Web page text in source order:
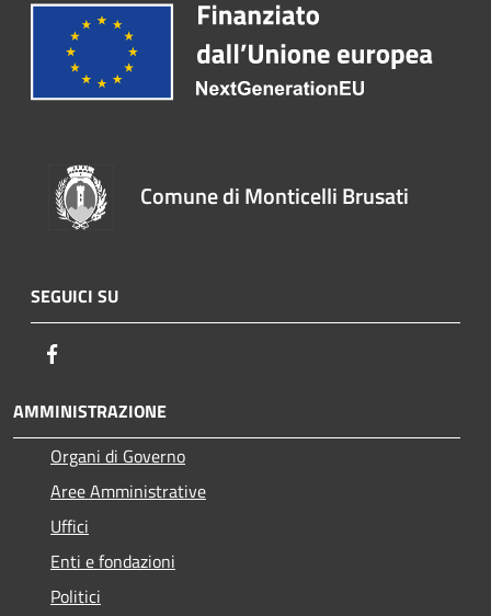
Comune di Monticelli Brusati
SEGUICI SU
AMMINISTRAZIONE
Organi di Governo
Aree Amministrative
Uffici
Enti e fondazioni
Politici